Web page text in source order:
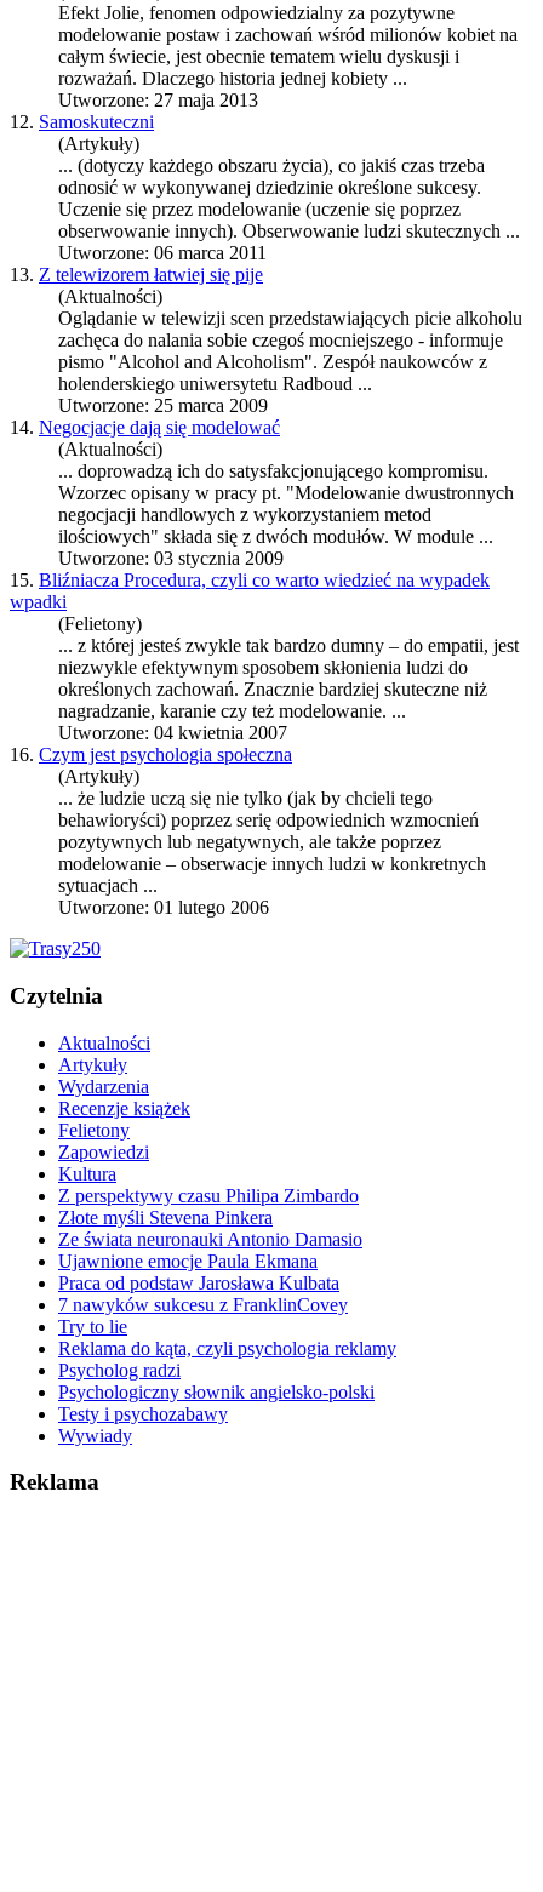
Efekt Jolie, fenomen odpowiedzialny za pozytywne
modelowanie postaw i zachowań wśród milionów kobiet na
całym świecie, jest obecnie tematem wielu dyskusji i
rozważań. Dlaczego historia jednej kobiety ...
Utworzone: 27 maja 2013
12. Samoskuteczni
(Artykuły)
... (dotyczy każdego obszaru życia), co jakiś czas trzeba
odnosić w wykonywanej dziedzinie określone sukcesy.
Uczenie się przez modelowanie (uczenie się poprzez
obserwowanie innych). Obserwowanie ludzi skutecznych ...
Utworzone: 06 marca 2011
13. Z telewizorem łatwiej się pije
(Aktualności)
Oglądanie w telewizji scen przedstawiających picie alkoholu
zachęca do nalania sobie czegoś mocniejszego - informuje
pismo "Alcohol and Alcoholism". Zespół naukowców z
holenderskiego uniwersytetu Radboud ...
Utworzone: 25 marca 2009
14. Negocjacje dają się modelować
(Aktualności)
... doprowadzą ich do satysfakcjonującego kompromisu.
Wzorzec opisany w pracy pt. "Modelowanie dwustronnych
negocjacji handlowych z wykorzystaniem metod
ilościowych" składa się z dwóch modułów. W module ...
Utworzone: 03 stycznia 2009
15. Bliźniacza Procedura, czyli co warto wiedzieć na wypadek
wpadki
(Felietony)
... z której jesteś zwykle tak bardzo dumny – do empatii, jest
niezwykle efektywnym sposobem skłonienia ludzi do
określonych zachowań. Znacznie bardziej skuteczne niż
nagradzanie, karanie czy też modelowanie. ...
Utworzone: 04 kwietnia 2007
16. Czym jest psychologia społeczna
(Artykuły)
... że ludzie uczą się nie tylko (jak by chcieli tego
behawioryści) poprzez serię odpowiednich wzmocnień
pozytywnych lub negatywnych, ale także poprzez
modelowanie – obserwacje innych ludzi w konkretnych
sytuacjach ...
Utworzone: 01 lutego 2006
Czytelnia
Aktualności
Artykuły
Wydarzenia
Recenzje książek
Felietony
Zapowiedzi
Kultura
Z perspektywy czasu Philipa Zimbardo
Złote myśli Stevena Pinkera
Ze świata neuronauki Antonio Damasio
Ujawnione emocje Paula Ekmana
Praca od podstaw Jarosława Kulbata
7 nawyków sukcesu z FranklinCovey
Try to lie
Reklama do kąta, czyli psychologia reklamy
Psycholog radzi
Psychologiczny słownik angielsko-polski
Testy i psychozabawy
Wywiady
Reklama